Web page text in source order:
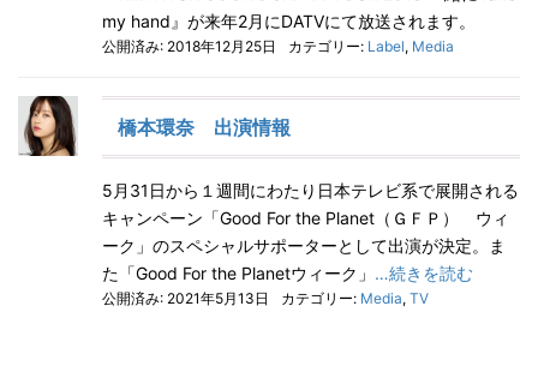
my hand』が来年2月にDATVにて放送されます。
公開済み: 2018年12月25日 カテゴリー: Label, Media
橋本環奈 出演情報
5月31日から１週間にわたり日本テレビ系で展開される
キャンペーン「Good For the Planet（ＧＦＰ） ウィ
ーク」のスペシャルサポーターとして出演が決定。ま
た「Good For the Planetウィーク」 …続きを読む
公開済み: 2021年5月13日 カテゴリー: Media, TV